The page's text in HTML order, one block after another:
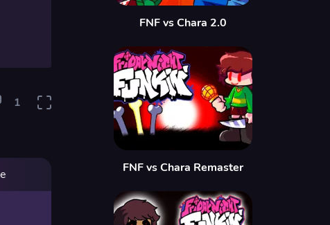
1
FNF vs Chara 2.0
FNF vs Chara Remaster